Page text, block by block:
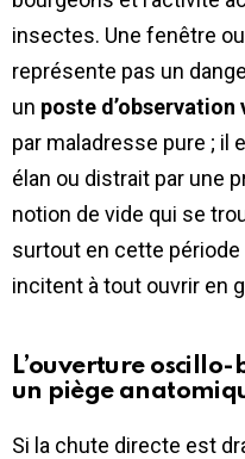
insectes. Une fenêtre
représente pas un
un poste d’observation
par maladresse pure ; il
élan ou distrait par une
notion de vide qui se
surtout en cette
incitent à tout ouvrir en
L’ouverture
un piège
Si la chute directe est